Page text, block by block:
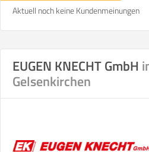
Aktuell noch keine Kundenmeinungen
EUGEN KNECHT GmbH
Gelsenkirchen